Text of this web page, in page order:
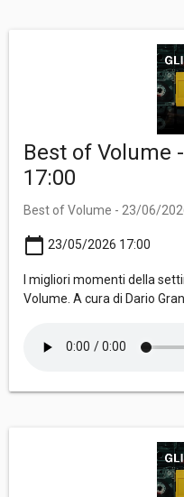
Best of Volume
17:00
Best of Volume - 23/06/
calendar_today 23/05/2026 17:00
I migliori momenti della
Volume. A cura di Dario